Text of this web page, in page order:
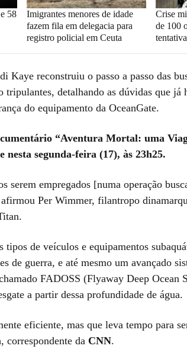
58
Imigrantes menores de idade
fazem fila em delegacia para
registro policial em Ceuta
Crise
de 100
Kaye reconstruiu o passo a passo das
tripulantes, detalhando as dúvidas que já
do equipamento da OceanGate.
“Aventura Mortal: uma
nesta segunda-feira (17), às 23h25.
serem empregados [numa operação
Per Wimmer, filantropo
tipos de veículos e equipamentos
de guerra, e até mesmo um avançado
FADOSS (Flyaway Deep Ocean
a partir dessa profundidade de água.
eficiente, mas que leva tempo para
correspondente da CNN.